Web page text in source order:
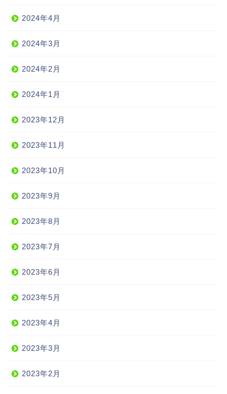
2024年4月
2024年3月
2024年2月
2024年1月
2023年12月
2023年11月
2023年10月
2023年9月
2023年8月
2023年7月
2023年6月
2023年5月
2023年4月
2023年3月
2023年2月